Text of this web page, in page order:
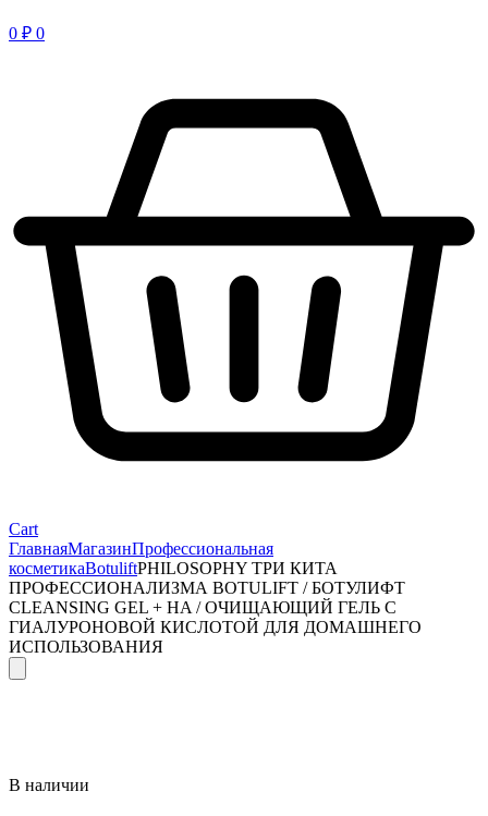
0 ₽ 0
Cart
ГлавнаяМагазинПрофессиональная
косметикаBotuliftPHILOSOPHY ТРИ КИТА
ПРОФЕССИОНАЛИЗМА BOTULIFT / БОТУЛИФТ
CLEANSING GEL + HA / ОЧИЩАЮЩИЙ ГЕЛЬ С
ГИАЛУРОНОВОЙ КИСЛОТОЙ ДЛЯ ДОМАШНЕГО
ИСПОЛЬЗОВАНИЯ
В наличии